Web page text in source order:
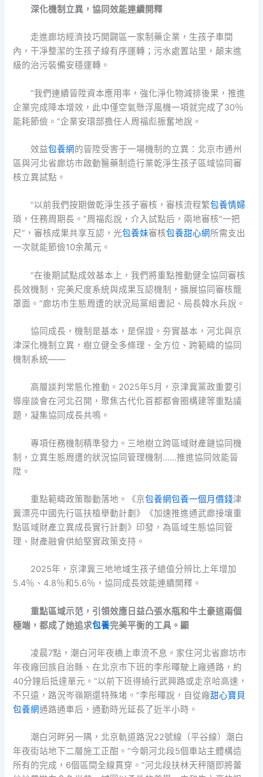
深化機制立異，協同效能連續開釋
走進廊坊經濟技巧開闢區一家制藥企業，生孩子車間
內，干凈整潔的生孩子線有序運轉；污水處置站里，顛末進
級的治污裝備安穩運轉。
“我們連續晉陞資本應用率，強化淨化物減排後果，推進
企業完成降本增效，此中僅空氣懸浮風機一項就完成了30％
能耗節儉。”企業安環部擔任人周福彪振奮地說。
效益包養網的晉陞受害于一場機制的立異：北京市通州
區與河北省廊坊市啟動醫藥制造行業乾淨生孩子區域協同審
核立異試點。
“以前我們按期做乾淨生孩子審核，審核流程繁包養情婦
瑣，任務周期長。”周福彪說，介入試點后，兩地審核“一把
尺”，審核成果共享互認，光包養妹審核包養甜心網所需支出
一次就能節儉10余萬元。
“在後期試點成效基本上，我們將重點推動健全協同審核
長效機制，完美尺度系統與成果互認機制，擴展協同審核籠
罩面。”廊坊市生態周遭的狀況局黨組書記、局長韓水兵說。
協同成長，機制是基本，是保證。夯實基本，河北與京
津深化機制立異，樹立健全多條理、全方位、跨範疇的協同
機制系統——
高層談判常態化推動。2025年5月，京津冀黨政重要引
導座談會在河北召開，聚焦古代化首都都會圈構建等重點議
題，凝集協同成長共鳴。
專項任務機制精準發力。三地樹立跨區域財產鏈協同機
制，立異生態周遭的狀況協同管理機制……推進協同效能晉
陞。
重點範疇政策聯動落地。《京包養網包養一個月價錢津
冀漂亮中國先行區扶植舉動計劃》《加速推進通武廊接壤重
點區域財產立異成長實行計劃》印發，為區域生態協同管
理、財產融會供給堅實政策支持。
2025年，京津冀三地地域生孩子總值分辨比上年增加
5.4％、4.8％和5.6％，協同成長效能連續開釋。
重點區域示范，引領效應日益凸張水瓶和牛土豪這兩個
極端，都成了她追求包養完美平衡的工具。顯
凌晨7點，潮白河年夜橋上車流不息。家住河北省廊坊市
年夜廠回族自治縣、在北京市下班的李彤暉駛上廠通路，約
40分鐘后抵達單元。“以前下班得繞行武興路或走京哈高速，
不只遠，路況岑嶺期還特殊堵。”李彤暉說，自從廠甜心寶貝
包養網通路通車后，通勤時光延長了近半小時。
潮白河畔另一隅，北京軌道路況22號線（平谷線）潮白
年夜街站地下二層施工正酣。“今朝河北段5個車站主體構造
所有的完成，6個區間全線貫穿。”河北段扶林天秤隨即將蕾